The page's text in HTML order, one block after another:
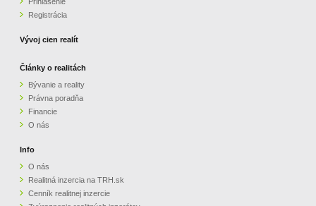
Registrácia
Vývoj cien realít
Články o realitách
Bývanie a reality
Právna poradňa
Financie
O nás
Info
O nás
Realitná inzercia na TRH.sk
Cenník realitnej inzercie